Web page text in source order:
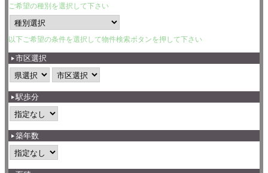
ご希望の種別を選択して下さい
以下ご希望の条件を選択して物件検索ボタンを押して下さい
市区選択
駅歩分
築年数